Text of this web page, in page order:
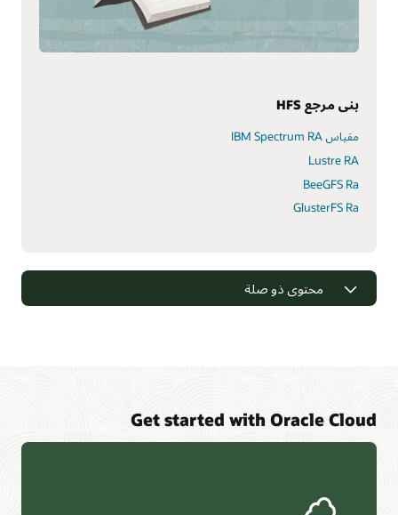
بنى مرجع HFS
مقياس IBM Spectrum RA
Lustre RA
BeeGFS Ra
GlusterFS Ra
محتوى ذو صلة
Get started with Oracle Cloud